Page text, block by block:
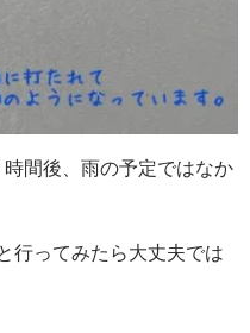
間後、雨の予定ではなか
行ってみたら大丈夫では